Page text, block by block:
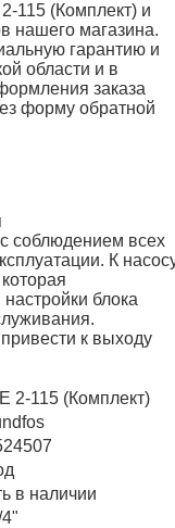
115 (Комплект) и
нашего магазина.
гарантию и
области и в
заказа
форму обратной
соблюдением всех
К
блока
к выходу
2-115 (Комплект)
в наличии